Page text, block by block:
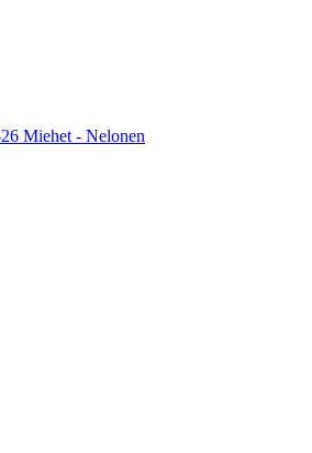
Miehet - Nelonen